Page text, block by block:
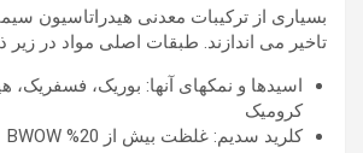
بسیاری از ترکیبات معدنی هیدراتاسیون
تاخیر می اندازند. طبقات اصلی مواد در
اسیدها و نمکهای آنها: بوریک، فسفریک،
کرومیک
کلرید سدیم: غلظت بیش از 20% BWOW